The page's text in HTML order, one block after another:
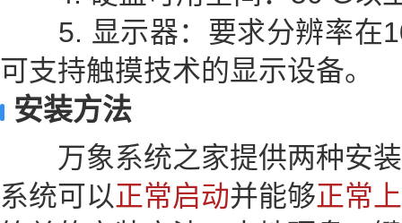
5. 显示器：要求分辨率在
可支持触摸技术的显示设备。
安装方法
万象系统之家提供两种安
系统可以正常启动并能够正常